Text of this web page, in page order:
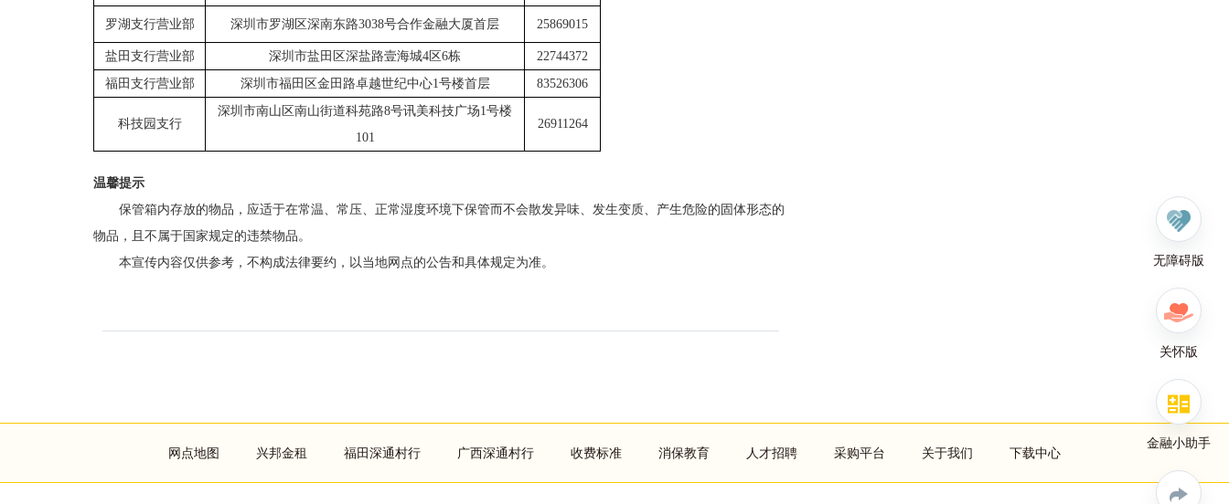
罗湖支行营业部 深圳市罗湖区深南东路3038号合作金融大厦首层 25869015
盐田支行营业部 深圳市盐田区深盐路壹海城4区6栋
22744372
福田支行营业部
深圳市福田区金田路卓越世纪中心1号楼首层 83526306
科技园支行
深圳市南山区南山街道科苑路8号讯美科技广场1号楼
101
26911264
温馨提示
保管箱内存放的物品，应适于在常温、常压、正常湿度环境下保管而不会散发异味、发生变质、产生危险的固体形态的
物品，且不属于国家规定的违禁物品。
本宣传内容仅供参考，不构成法律要约，以当地网点的公告和具体规定为准。
无障碍版
关怀版
金融小助手
menu
网点地图 兴邦金租 福田深通村行 广西深通村行 收费标准 消保教育 人才招聘 采购平台 关于我们 下载中心